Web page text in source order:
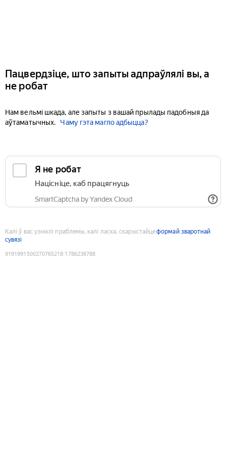
Пацвердзіце, што запыты адпраўлялі вы, а
не робат
Нам вельмі шкада, але запыты з вашай прылады падобныя да
аўтаматычных.
Чаму гэта магло адбыцца?
Я не робат
Націсніце, каб працягнуць
SmartCaptcha by Yandex Cloud
Калі ў вас узніклі праблемы, калі ласка, скарыстайцеформай зваротнай
сувязі
9191991500270765218:1786238788